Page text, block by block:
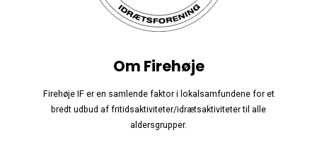
Om Firehøje
Firehøje IF er en samlende faktor i lokalsamfundene for et
bredt udbud af fritidsaktiviteter/idrætsaktiviteter til alle
aldersgrupper.